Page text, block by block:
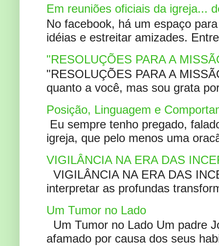
Em reuniões oficiais da igreja...
No facebook, há um espaço
idéias e estreitar amizades.
"RESOLUÇÕES PARA A
"RESOLUÇÕES PARA A
quanto a você, mas sou grata
Posição, Linguagem e
Eu sempre tenho pregado,
igreja, que pelo menos uma
VIGILÂNCIA NA ERA DAS
VIGILÂNCIA NA ERA DAS
interpretar as profundas
Um Tumor no Lado
Um Tumor no Lado Um padre
afamado por causa dos seus